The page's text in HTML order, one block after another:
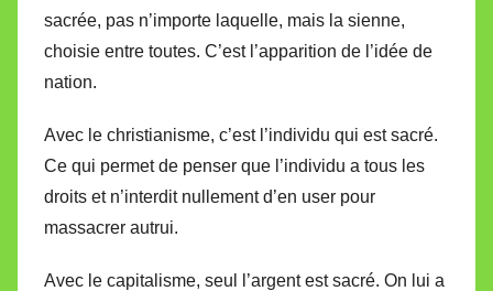
sacrée, pas n’importe laquelle, mais la sienne,
choisie entre toutes. C’est l’apparition de l’idée de
nation.
Avec le christianisme, c’est l’individu qui est sacré.
Ce qui permet de penser que l’individu a tous les
droits et n’interdit nullement d’en user pour
massacrer autrui.
Avec le capitalisme, seul l’argent est sacré. On lui a